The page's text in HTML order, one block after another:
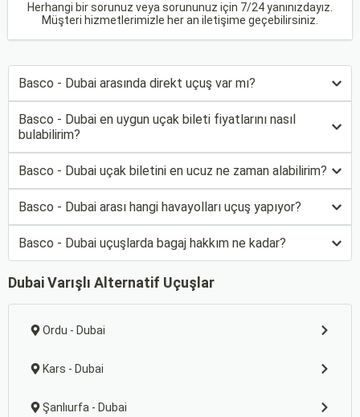
Herhangi bir sorunuz veya sorununuz için 7/24 yanınızdayız.
Müşteri hizmetlerimizle her an iletişime geçebilirsiniz.
Basco - Dubai arasında direkt uçuş var mı?
Basco - Dubai en uygun uçak bileti fiyatlarını nasıl
bulabilirim?
Basco - Dubai uçak biletini en ucuz ne zaman alabilirim?
Basco - Dubai arası hangi havayolları uçuş yapıyor?
Basco - Dubai uçuşlarda bagaj hakkım ne kadar?
Dubai Varışlı Alternatif Uçuşlar
Ordu - Dubai
Kars - Dubai
Şanlıurfa - Dubai